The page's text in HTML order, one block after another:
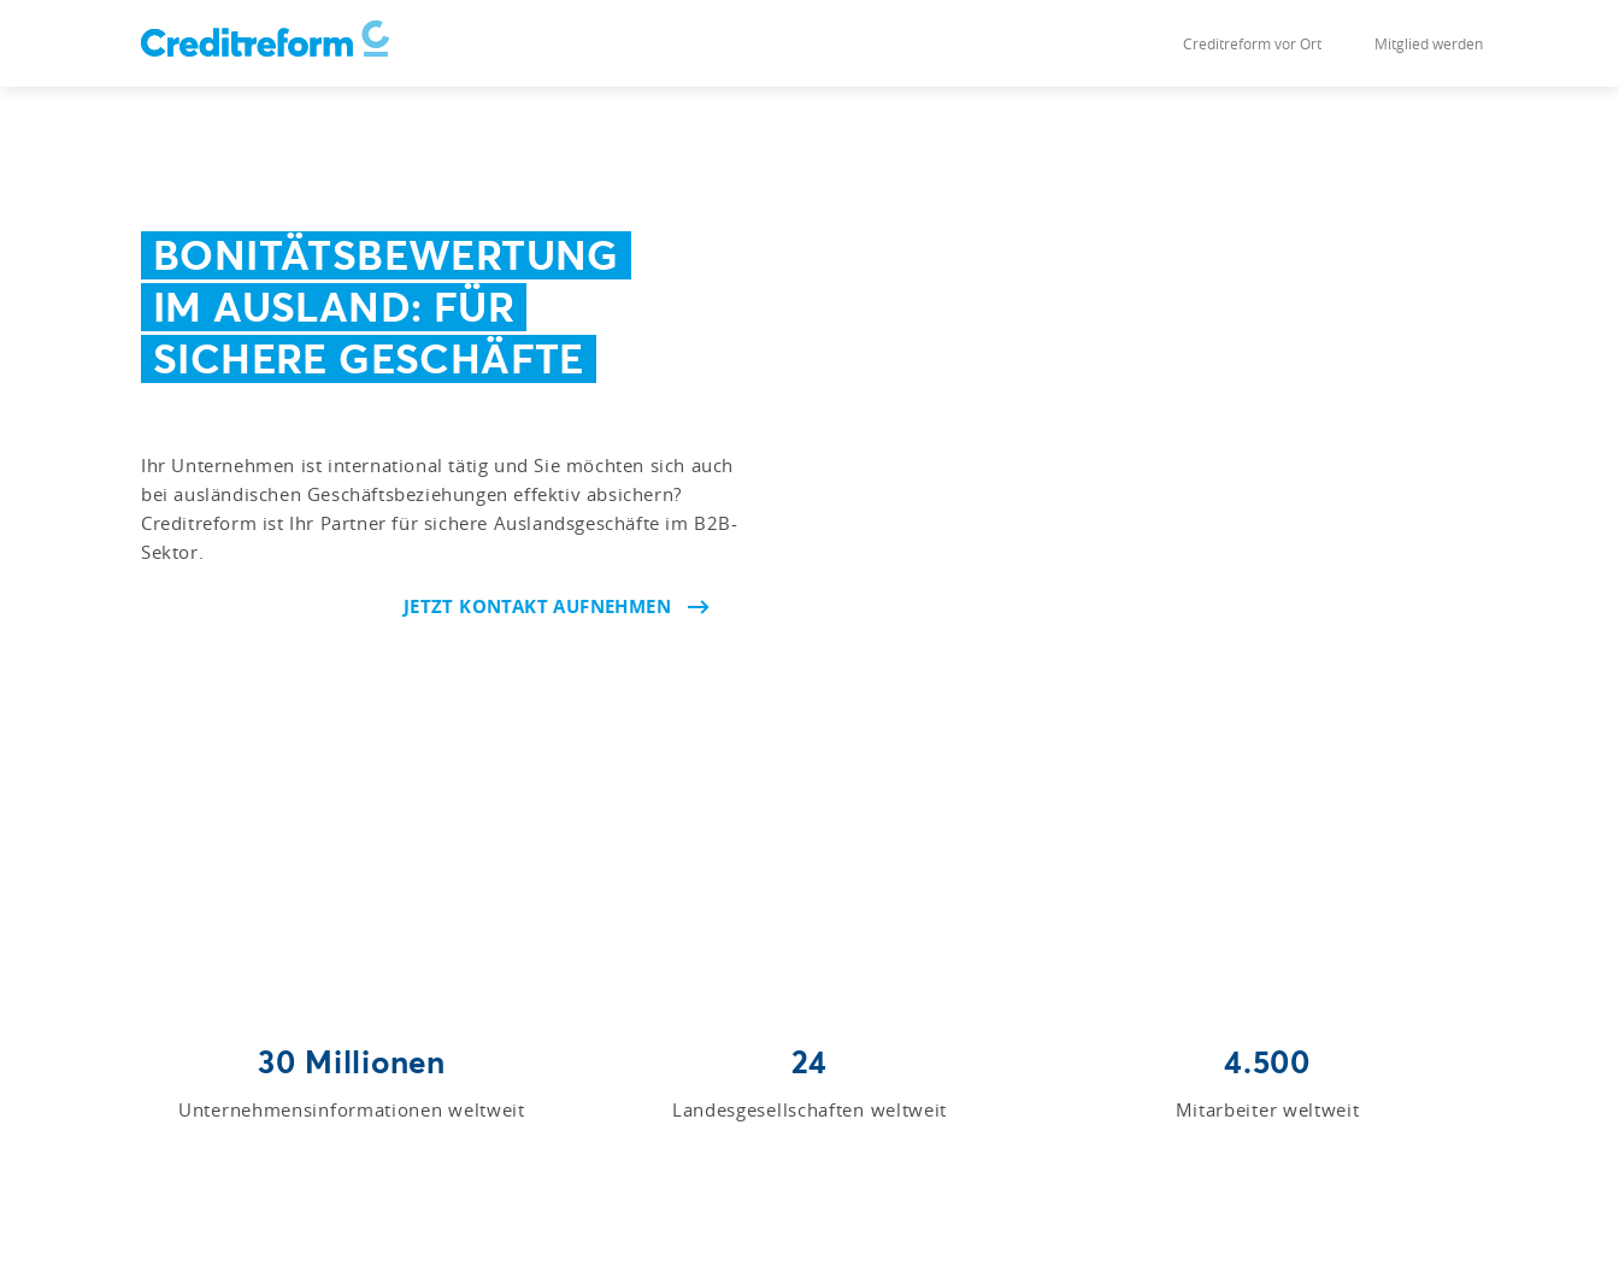
Creditreform vor Ort Mitglied werden
BONITÄTSBEWERTUNG
IM AUSLAND: FÜR
SICHERE GESCHÄFTE
Ihr Unternehmen ist international tätig und Sie möchten sich auch
bei ausländischen Geschäftsbeziehungen effektiv absichern?
Creditreform ist Ihr Partner für sichere Auslandsgeschäfte im B2B-
Sektor.
JETZT KONTAKT AUFNEHMEN
30 Millionen
Unternehmensinformationen weltweit
24
Landesgesellschaften weltweit
4.500
Mitarbeiter weltweit